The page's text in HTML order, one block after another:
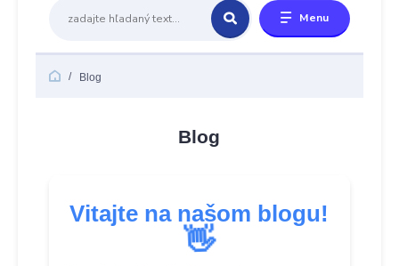
Menu
Blog
Blog
Vitajte na našom blogu!
👋